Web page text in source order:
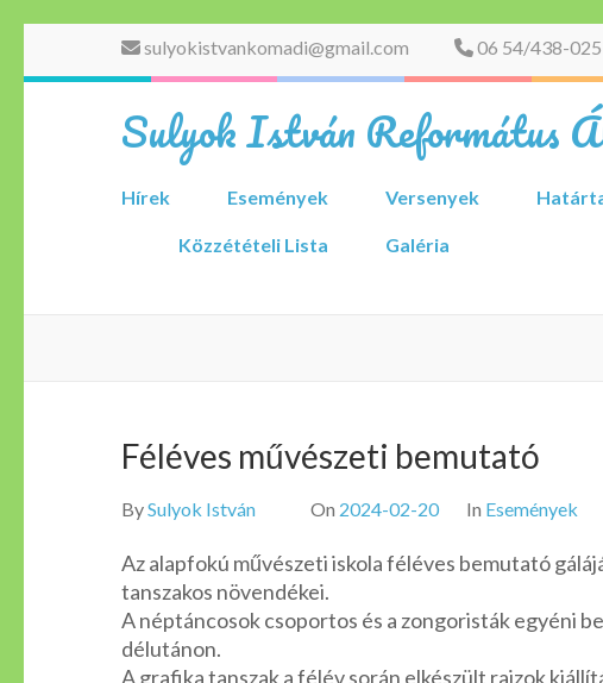
sulyokistvankomadi@gmail.com 06 54/438-025
Sulyok István Református
Hírek Események Versenyek
Közzétételi Lista Galéria
Féléves művészeti bemutató
BySulyok István On 2024-02-20 In Események
Az alapfokú művészeti iskola féléves bemutató
tanszakos növendékei.
A néptáncosok csoportos és a zongoristák egyéni
délutánon.
A grafika tanszak a félév során elkészült rajzok